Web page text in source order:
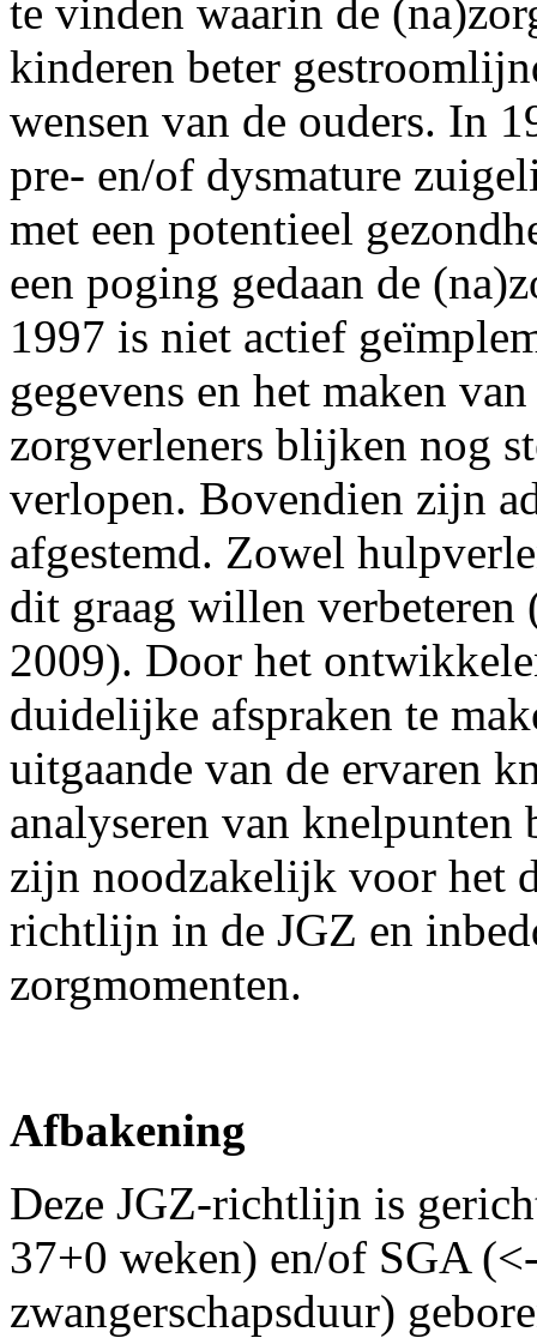
te vinden waarin de
kinderen beter
wensen van de ouders. In
pre- en/of dysmature
met een potentieel
een poging gedaan de
1997 is niet actief
gegevens en het maken
zorgverleners blijken nog
verlopen. Bovendien zijn
afgestemd. Zowel
dit graag willen
2009). Door het
duidelijke afspraken te
uitgaande van de ervaren
analyseren van
zijn noodzakelijk voor het
richtlijn in de JGZ en
zorgmomenten.
Afbakening
Deze JGZ-richtlijn is
37+0 weken) en/of SGA
zwangerschapsduur)